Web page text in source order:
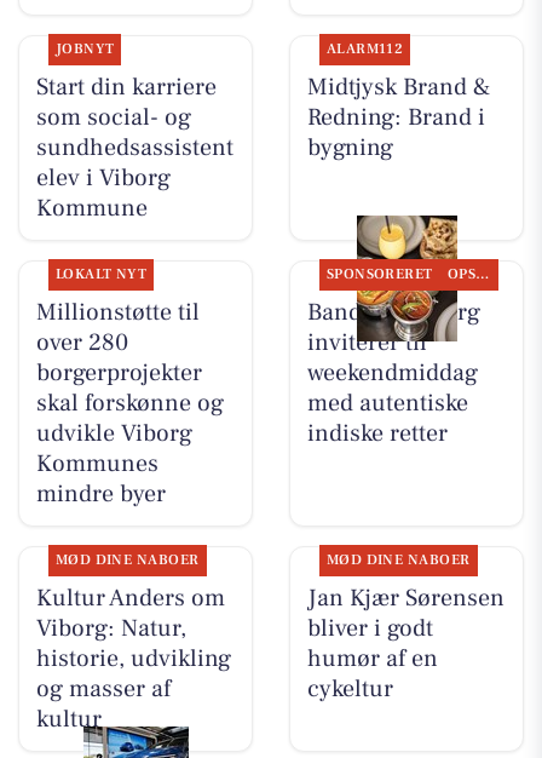
JOBNYT
Start din karriere
som social- og
sundhedsassistent
elev i Viborg
Kommune
ALARM112
Midtjysk Brand &
Redning: Brand i
bygning
LOKALT NYT
Millionstøtte til
over 280
borgerprojekter
skal forskønne og
udvikle Viborg
Kommunes
mindre byer
SPONSORERET OPSLAGSTAVLEN
Bandhan Viborg
inviterer til
weekendmiddag
med autentiske
indiske retter
MØD DINE NABOER
Kultur Anders om
Viborg: Natur,
historie, udvikling
og masser af
kultur
MØD DINE NABOER
Jan Kjær Sørensen
bliver i godt
humør af en
cykeltur